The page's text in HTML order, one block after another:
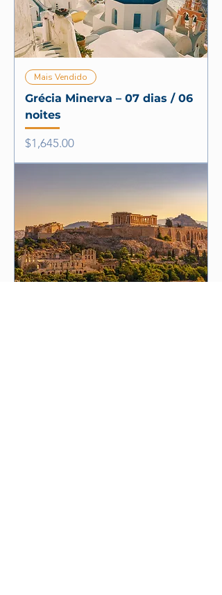
Mais Vendido
Grécia Minerva – 07 dias / 06
noites
Price
$1,645.00